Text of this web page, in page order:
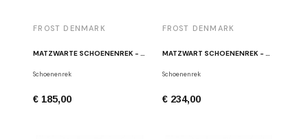
FROST DENMARK
MATZWARTE SCHOENENREK - GEPOLIJST ROESTVRIJ STAAL W5001-B
Schoenenrek
€ 185,00
FROST DENMARK
MATZWART SCHOENENREK - GEPOLIJST KOPER W5001-CB
Schoenenrek
€ 234,00